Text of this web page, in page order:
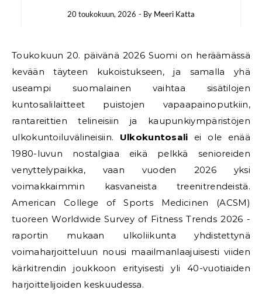
20 toukokuun, 2026 - By Meeri Katta
Toukokuun 20. päivänä 2026 Suomi on heräämässä
kevään täyteen kukoistukseen, ja samalla yhä
useampi suomalainen vaihtaa sisätilojen
kuntosalilaitteet puistojen vapaapainoputkiin,
rantareittien telineisiin ja kaupunkiympäristöjen
ulkokuntoiluvälineisiin. Ulkokuntosali ei ole enää
1980-luvun nostalgiaa eikä pelkkä senioreiden
venyttelypaikka, vaan vuoden 2026 yksi
voimakkaimmin kasvaneista treenitrendeistä.
American College of Sports Medicinen (ACSM)
tuoreen Worldwide Survey of Fitness Trends 2026 -
raportin mukaan ulkoliikunta yhdistettynä
voimaharjoitteluun nousi maailmanlaajuisesti viiden
kärkitrendin joukkoon erityisesti yli 40-vuotiaiden
harjoittelijoiden keskuudessa.